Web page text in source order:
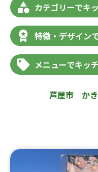
カテゴリーでキ
特徴・デザイン
メニューでキッ
芦屋市 か